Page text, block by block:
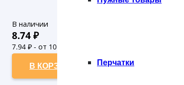
Перчатки
В наличии
8.74₽
7.94 ₽ - от 10.000 рублей
7.22₽ - от 50.000 рублей
В КОРЗИНУ